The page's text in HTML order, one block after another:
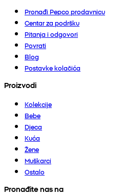
Pronađi Pepco prodavnicu
Centar za podršku
Pitanja i odgovori
Povrati
Blog
Postavke kolačića
Proizvodi
Kolekcije
Bebe
Djeca
Kuća
Žene
Muškarci
Ostalo
Pronađite nas na